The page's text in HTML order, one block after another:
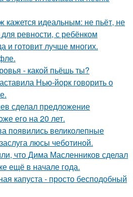
идеальным: не пьёт, не
ревности, с ребёнком
и готовит лучше многих.
- какой пьёшь ты?
Нью-йорк говорить о
сделал предложение
его на 20 лет.
появились великолепные
люсы чеботиной.
что Дима Масленников сделал
ещё в начале года.
капуста - просто бесподобный